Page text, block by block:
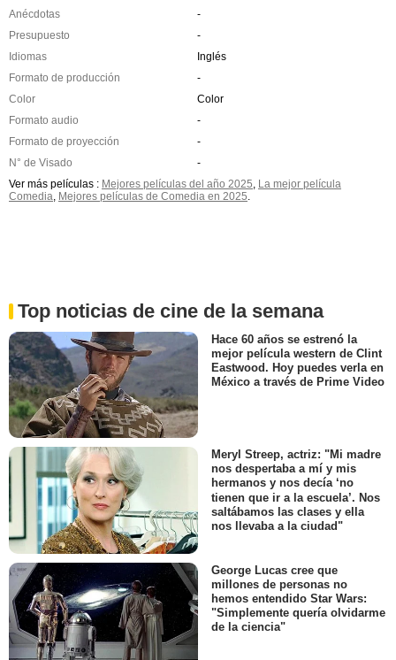
Anécdotas
-
Presupuesto
-
Idiomas
Inglés
Formato de producción
-
Color
Color
Formato audio
-
Formato de proyección
-
N° de Visado
-
Ver más películas : Mejores películas del año 2025, La mejor película
Comedia, Mejores películas de Comedia en 2025.
Top noticias de cine de la semana
Hace 60 años se estrenó la
mejor película western de Clint
Eastwood. Hoy puedes verla en
México a través de Prime Video
Meryl Streep, actriz: "Mi madre
nos despertaba a mí y mis
hermanos y nos decía ‘no
tienen que ir a la escuela’. Nos
saltábamos las clases y ella
nos llevaba a la ciudad"
George Lucas cree que
millones de personas no
hemos entendido Star Wars:
"Simplemente quería olvidarme
de la ciencia"